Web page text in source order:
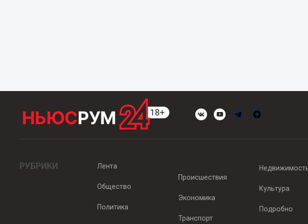
РУБРИКИ Лента
Общество
Политика
Происшествия
Экономика
Транспорт
Культура
Подробно